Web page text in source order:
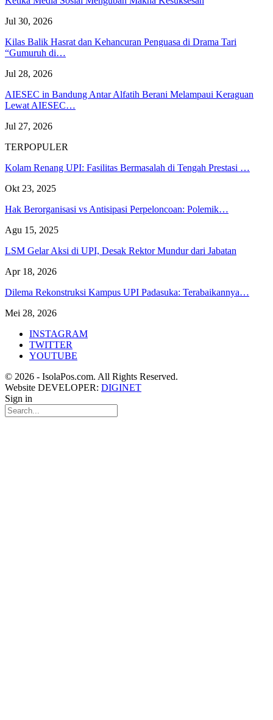
Jul 30, 2026
Kilas Balik Hasrat dan Kehancuran Penguasa di Drama Tari
“Gumuruh di…
Jul 28, 2026
AIESEC in Bandung Antar Alfatih Berani Melampaui Keraguan
Lewat AIESEC…
Jul 27, 2026
TERPOPULER
Kolam Renang UPI: Fasilitas Bermasalah di Tengah Prestasi …
Okt 23, 2025
Hak Berorganisasi vs Antisipasi Perpeloncoan: Polemik…
Agu 15, 2025
LSM Gelar Aksi di UPI, Desak Rektor Mundur dari Jabatan
Apr 18, 2026
Dilema Rekonstruksi Kampus UPI Padasuka: Terabaikannya…
Mei 28, 2026
INSTAGRAM
TWITTER
YOUTUBE
© 2026 - IsolaPos.com. All Rights Reserved.
Website DEVELOPER: DIGINET
Sign in